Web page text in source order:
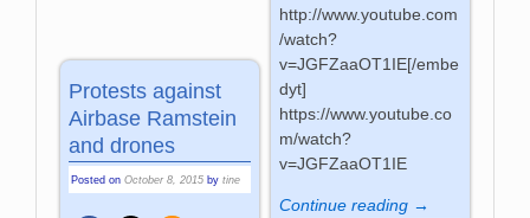
http://www.youtube.com
/watch?
v=JGFZaaOT1IE[/embe
dyt]
https://www.youtube.co
m/watch?
v=JGFZaaOT1IE
Continue reading →
Protests against
Airbase Ramstein
and drones
Posted onOctober 8, 2015 bytine